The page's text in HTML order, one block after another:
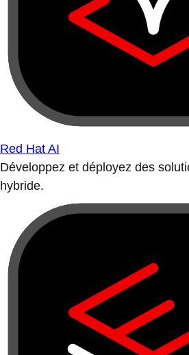
Red Hat AI
Développez et déployez des
hybride.